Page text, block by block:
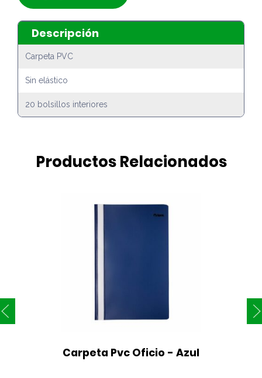
Descripción
Carpeta PVC
Sin elástico
20 bolsillos interiores
Productos Relacionados
Carpeta Pvc Oficio - Azul